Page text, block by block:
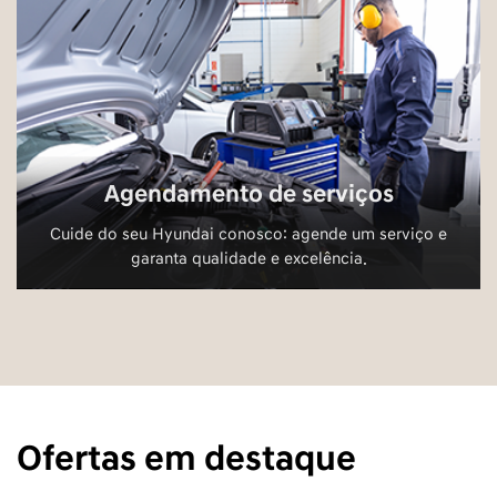
Agendamento de serviços
Cuide do seu Hyundai conosco: agende um serviço e
garanta qualidade e excelência.
As melhores ofertas Hyundai você encontra aqui